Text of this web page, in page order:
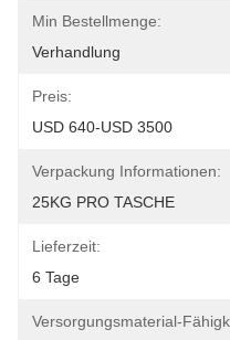
Min Bestellmenge:
Verhandlung
Preis:
USD 640-USD 3500
Verpackung Informationen:
25KG PRO TASCHE
Lieferzeit:
6 Tage
Versorgungsmaterial-